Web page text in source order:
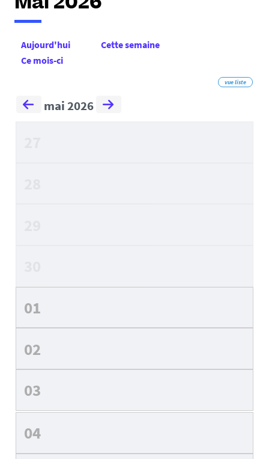
Mai 2026
Aujourd'hui
Cette semaine
Ce mois-ci
vue liste
mai 2026
01
02
03
04